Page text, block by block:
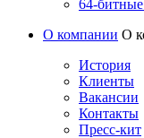
64-
О компании О
История
Клиенты
Вакансии
Контакты
Пресс-кит